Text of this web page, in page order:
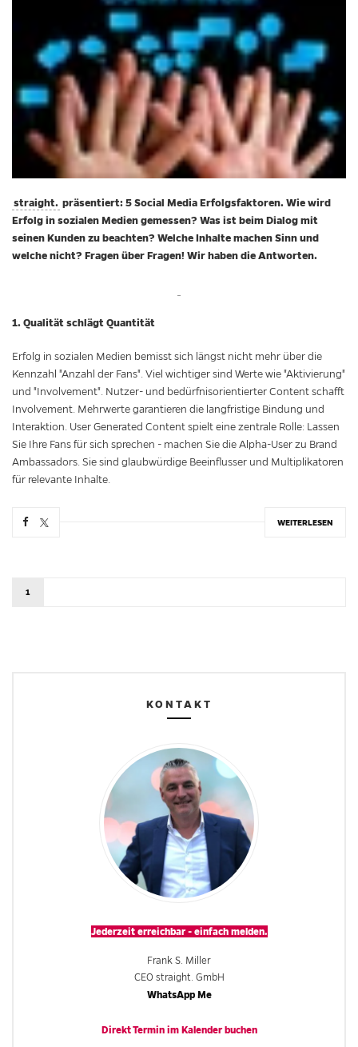
straight. präsentiert: 5 Social Media Erfolgsfaktoren. Wie wird
Erfolg in sozialen Medien gemessen? Was ist beim Dialog mit
seinen Kunden zu beachten? Welche Inhalte machen Sinn und
welche nicht? Fragen über Fragen! Wir haben die Antworten.
1. Qualität schlägt Quantität
Erfolg in sozialen Medien bemisst sich längst nicht mehr über die
Kennzahl "Anzahl der Fans". Viel wichtiger sind Werte wie "Aktivierung"
und "Involvement". Nutzer- und bedürfnisorientierter Content schafft
Involvement. Mehrwerte garantieren die langfristige Bindung und
Interaktion. User Generated Content spielt eine zentrale Rolle: Lassen
Sie Ihre Fans für sich sprechen - machen Sie die Alpha-User zu Brand
Ambassadors. Sie sind glaubwürdige Beeinflusser und Multiplikatoren
für relevante Inhalte.
WEITERLESEN
1
KONTAKT
Jederzeit erreichbar - einfach melden.
Frank S. Miller
CEO straight. GmbH
WhatsApp Me
Direkt Termin im Kalenderbuchen